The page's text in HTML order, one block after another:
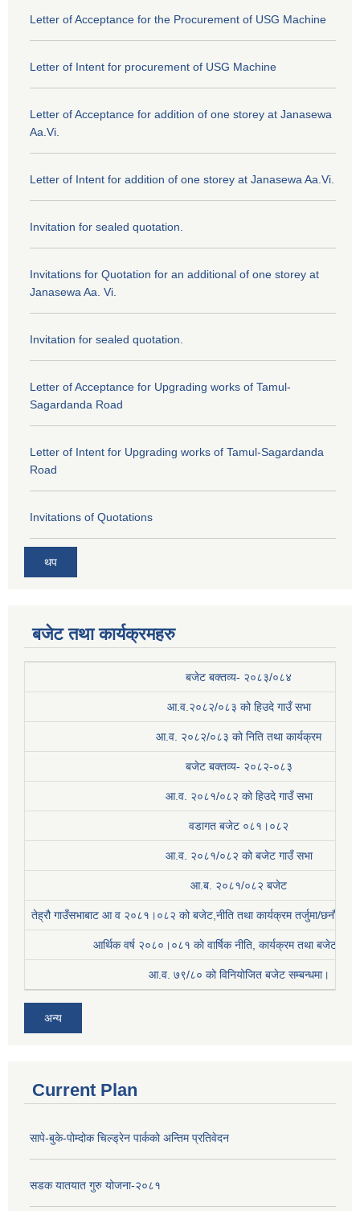
Letter of Acceptance for the Procurement of USG Machine
Letter of Intent for procurement of USG Machine
Letter of Acceptance for addition of one storey at Janasewa
Aa.Vi.
Letter of Intent for addition of one storey at Janasewa Aa.Vi.
Invitation for sealed quotation.
Invitations for Quotation for an additional of one storey at
Janasewa Aa. Vi.
Invitation for sealed quotation.
Letter of Acceptance for Upgrading works of Tamul-
Sagardanda Road
Letter of Intent for Upgrading works of Tamul-Sagardanda
Road
Invitations of Quotations
थप
बजेट तथा कार्यक्रमहरु
बजेट बक्तव्य- २०८३/०८४
आ.व.२०८२/०८३ को हिउदे गाउँ सभा
आ.व. २०८२/०८३ को निति तथा कार्यक्रम
बजेट बक्तव्य- २०८२-०८३
आ.व. २०८१/०८२ को हिउदे गाउँ सभा
वडागत बजेट ०८१।०८२
आ.व. २०८१/०८२ को बजेट गाउँ सभा
आ.ब. २०८१/०८२ बजेट
तेह्रौ गाउँसभाबाट आ व २०८१।०८२ को बजेट,नीति तथा कार्यक्रम तर्जुमा/छनौट
आर्थिक वर्ष २०८०।०८१ काे वार्षिक नीति, कार्यक्रम तथा बजेट
आ.व. ७९/८० को विनियोजित बजेट सम्बन्धमा।
अन्य
Current Plan
सापे-बुके-पोम्दोक चिल्ड्रेन पार्कको अन्तिम प्रतिवेदन
सडक यातयात गुरु योजना-२०८१